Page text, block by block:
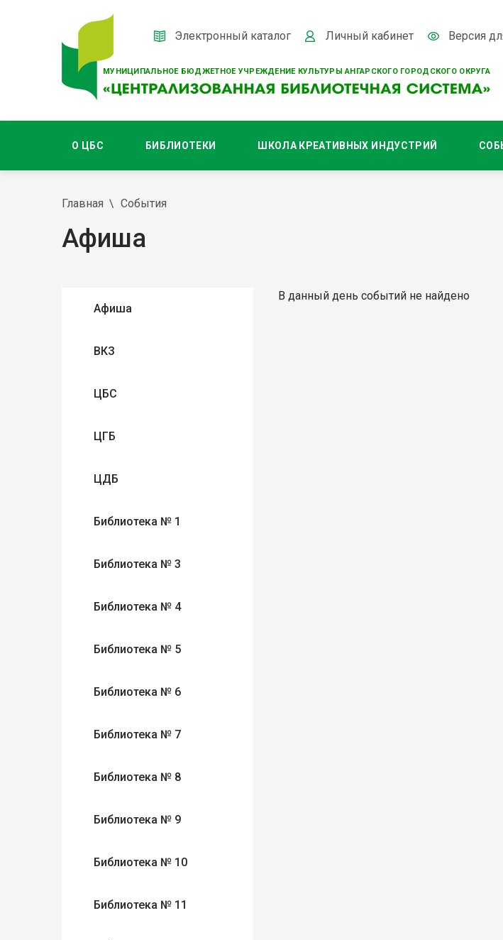
МУНИЦИПАЛЬНОЕ БЮДЖЕТНОЕ УЧРЕЖДЕНИЕ КУЛЬТУРЫ АНГАРСКОГО ГОРОДСКОГО ОКРУГА
Электронный каталог Личный кабинет Версия
О ЦБС БИБЛИОТЕКИ ШКОЛА КРЕАТИВНЫХ ИНДУСТРИЙ
Главная События
Афиша
Афиша
ВКЗ
ЦБС
ЦГБ
ЦДБ
Библиотека № 1
Библиотека № 3
Библиотека № 4
Библиотека № 5
Библиотека № 6
Библиотека № 7
Библиотека № 8
Библиотека № 9
Библиотека № 10
Библиотека № 11
В данный день событий не найдено